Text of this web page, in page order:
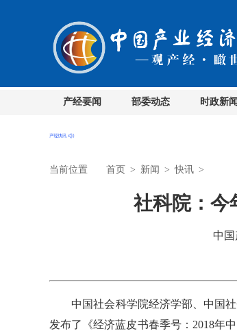
产经要闻 部委动态 时政新闻
当前位置 首页 > 新闻 > 快讯 >
社科院：今
中
中国社会科学院经济学部、中国社
发布了《经济蓝皮书春季号：2018年